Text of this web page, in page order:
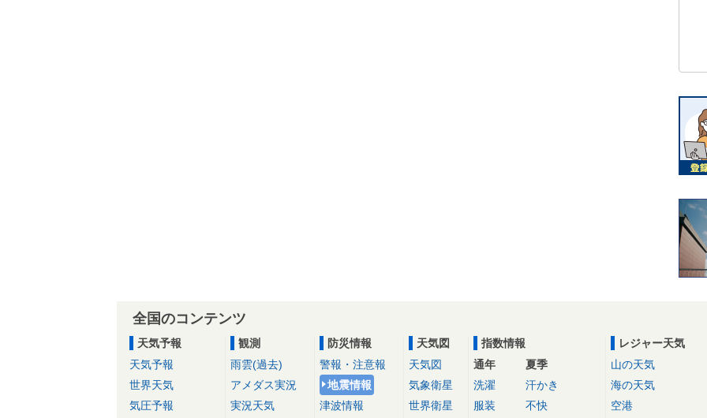
全国のコンテンツ
天気予報
天気予報
世界天気
気圧予報
観測
雨雲(過去)
アメダス実況
実況天気
防災情報
警報・注意報
地震情報
津波情報
天気図
天気図
気象衛星
世界衛星
指数情報
通年
洗濯
服装
夏季
汗かき
不快
レジャー天気
山の天気
海の天気
空港